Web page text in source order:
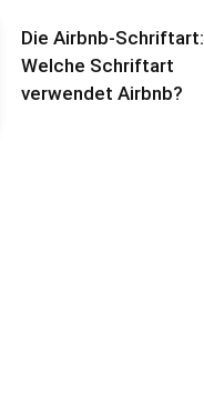
Die Airbnb-Schriftart:
Welche Schriftart
verwendet Airbnb?